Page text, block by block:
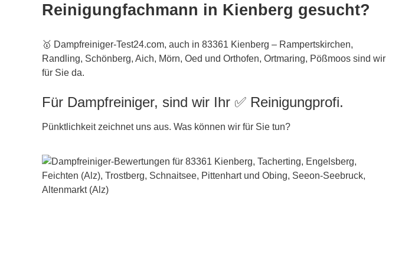
Reinigungfachmann in Kienberg gesucht?
🥇 Dampfreiniger-Test24.com, auch in 83361 Kienberg – Rampertskirchen,
Randling, Schönberg, Aich, Mörn, Oed und Orthofen, Ortmaring, Pößmoos sind wir
für Sie da.
Für Dampfreiniger, sind wir Ihr ✅ Reinigungprofi.
Pünktlichkeit zeichnet uns aus. Was können wir für Sie tun?